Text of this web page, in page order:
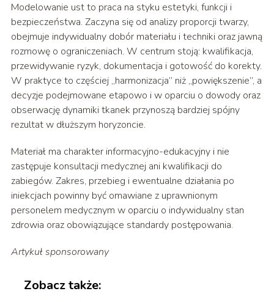
Modelowanie ust to praca na styku estetyki, funkcji i
bezpieczeństwa. Zaczyna się od analizy proporcji twarzy,
obejmuje indywidualny dobór materiału i techniki oraz jawną
rozmowę o ograniczeniach. W centrum stoją: kwalifikacja,
przewidywanie ryzyk, dokumentacja i gotowość do korekty.
W praktyce to częściej „harmonizacja” niż „powiększenie”, a
decyzje podejmowane etapowo i w oparciu o dowody oraz
obserwację dynamiki tkanek przynoszą bardziej spójny
rezultat w dłuższym horyzoncie.
Materiał ma charakter informacyjno-edukacyjny i nie
zastępuje konsultacji medycznej ani kwalifikacji do
zabiegów. Zakres, przebieg i ewentualne działania po
iniekcjach powinny być omawiane z uprawnionym
personelem medycznym w oparciu o indywidualny stan
zdrowia oraz obowiązujące standardy postępowania.
Artykuł sponsorowany
Zobacz także: